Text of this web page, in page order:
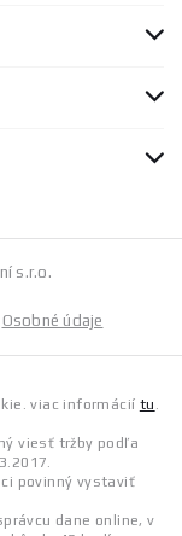
s.r.o.
Osobné údaje
viac informácií tu .
viesť tržby podľa
povinný vystaviť
dane online, v